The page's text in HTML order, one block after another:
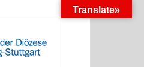
Translate»